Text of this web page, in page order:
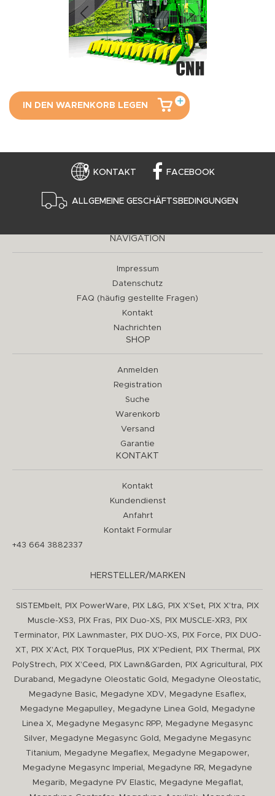
IN DEN WARENKORB LEGEN
KONTAKT FACEBOOK
ALLGEMEINE GESCHÄFTSBEDINGUNGEN
NAVIGATION
Impressum
Datenschutz
FAQ (häufig gestellte Fragen)
Kontakt
Nachrichten
SHOP
Anmelden
Registration
Suche
Warenkorb
Versand
Garantie
KONTAKT
Kontakt
Kundendienst
Anfahrt
Kontakt Formular
+43 664 3882337
HERSTELLER/MARKEN
SISTEMbelt, PIX PowerWare, PIX L&G, PIX X'Set, PIX X'tra,
PIX
Muscle-XS3, PIX Fras, PIX Duo-XS, PIX MUSCLE-XR3,
PIX
Terminator, PIX Lawnmaster, PIX DUO-XS, PIX Force,
PIX DUO-
XT, PIX X'Act, PIX TorquePlus, PIX X'Pedient, PIX Thermal ,
PIX
PolyStrech, PIX X'Ceed , PIX Lawn&Garden, PIX Agricultural ,
PIX
Duraband , Megadyne Oleostatic Gold , Megadyne Oleostatic,
Megadyne Basic, Megadyne XDV, Megadyne Esaflex,
Megadyne Megapulley, Megadyne Linea Gold ,
Megadyne
Linea X, Megadyne Megasync RPP,
Megadyne Megasync
Silver, Megadyne Megasync Gold ,
Megadyne Megasync
Titanium, Megadyne Megaflex, Megadyne Megapower,
Megadyne Megasync Imperial , Megadyne RR,
Megadyne
Megarib, Megadyne PV Elastic, Megadyne Megaflat,